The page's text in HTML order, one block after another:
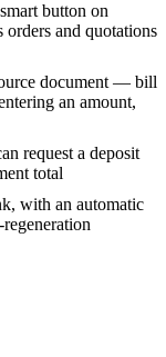
button on
orders and quotations
document — bill
an amount,
request a deposit
total
with an automatic